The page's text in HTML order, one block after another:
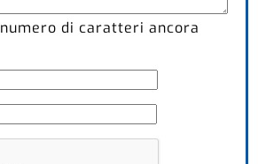
numero di caratteri ancora